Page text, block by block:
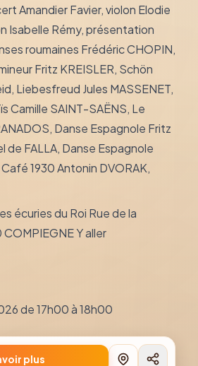
Amandier Favier, violon Elodie
Isabelle Rémy, présentation
roumaines Frédéric CHOPIN,
Fritz KREISLER, Schön
Liebesfreud Jules MASSENET,
Camille SAINT-SAËNS, Le
Danse Espagnole Fritz
de FALLA, Danse Espagnole
1930 Antonin DVORAK,
écuries du Roi Rue de la
Y aller
de 17h00 à 18h00
plus